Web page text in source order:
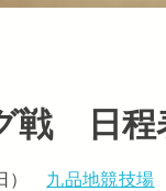
戦 日程
） 九品地競技場